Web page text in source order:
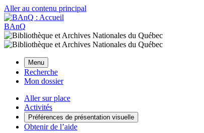
Aller au contenu principal
BAnQ
Menu
Recherche
Mon dossier
Aller sur place
Activités
Préférences de présentation visuelle
Obtenir de l’aide